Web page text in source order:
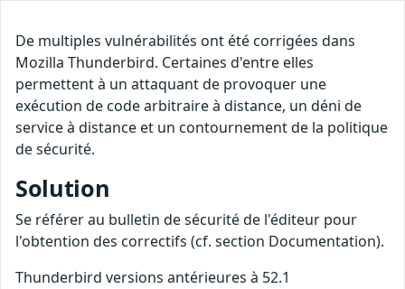
De multiples vulnérabilités ont été corrigées dans
Mozilla Thunderbird. Certaines d'entre elles
permettent à un attaquant de provoquer une
exécution de code arbitraire à distance, un déni de
service à distance et un contournement de la politique
de sécurité.
Solution
Se référer au bulletin de sécurité de l'éditeur pour
l'obtention des correctifs (cf. section Documentation).
Thunderbird versions antérieures à 52.1